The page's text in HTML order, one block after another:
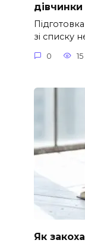
дівчинки
зі списку
0 15
Як